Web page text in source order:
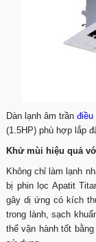
Dàn lạnh âm trần điều
(1.5HP) phù hợp lắp
Khử mùi hiệu quả
Không chỉ làm lạnh
bị phin lọc Apatit
gây dị ứng có kích
trong lành, sạch
thể vận hành tốt